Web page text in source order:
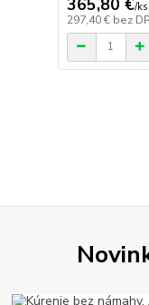
/ks
297,40 € bez